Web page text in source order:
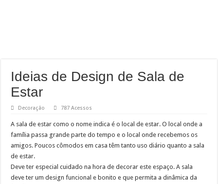
Ideias de Design de Sala de
Estar
Decoração 787 Acessos
A sala de estar como o nome indica é o local de estar. O local onde a
família passa grande parte do tempo e o local onde recebemos os
amigos. Poucos cômodos em casa têm tanto uso diário quanto a sala
de estar.
Deve ter especial cuidado na hora de decorar este espaço. A sala
deve ter um design funcional e bonito e que permita a dinâmica da